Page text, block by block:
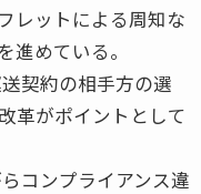
レットによる周知な
進めている。
契約の相手方の選
革がポイントとして
コンプライアンス違